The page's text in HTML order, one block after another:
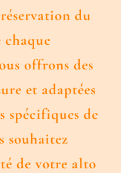
du
chaque
offrons des
et adaptées
spécifiques de
souhaitez
de votre alto